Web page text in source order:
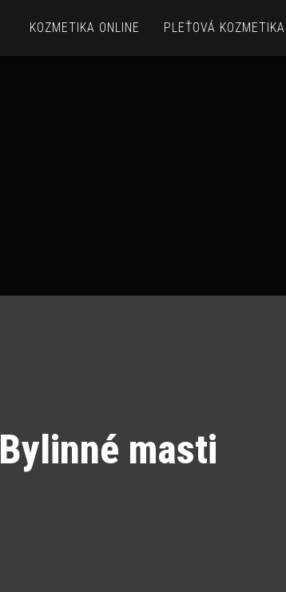
KOZMETIKA ONLINE PLEŤOVÁ KOZMETIKA
Bylinné masti